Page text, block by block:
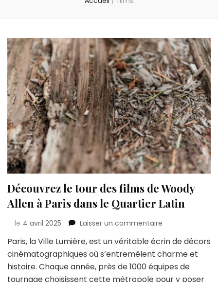
Découvrez le tour des films de Woody
Allen à Paris dans le Quartier Latin
le 4 avril 2025 Laisser un commentaire
le
tour
des
films
Paris, la Ville Lumière, est un véritable écrin de décors
cinématographiques où s’entremêlent charme et
histoire. Chaque année, près de 1000 équipes de
tournage choisissent cette métropole pour y poser